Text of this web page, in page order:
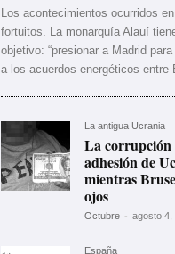
Los acontecimientos ocurridos
fortuitos. La monarquía Alauí
objetivo: “presionar a Madrid
a los acuerdos energéticos entre
La antigua Ucrania
La corrupción
adhesión de
mientras
ojos
Octubre - agosto 4,
España